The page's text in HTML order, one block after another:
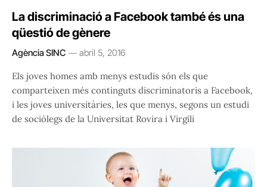
La discriminació a Facebook també és una
qüestió de gènere
Agència SINC abril 5, 2016
Els joves homes amb menys estudis són els que
comparteixen més continguts discriminatoris a Facebook,
i les joves universitàries, les que menys, segons un estudi
de sociòlegs de la Universitat Rovira i Virgili